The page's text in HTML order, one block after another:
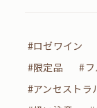
#ロゼワイン
#限定品
#フ
#アンセストラ